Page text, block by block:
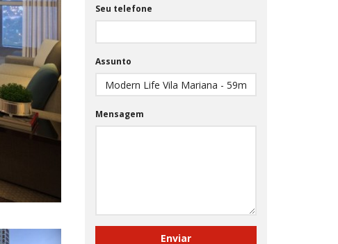
Seu telefone
Assunto
Mensagem